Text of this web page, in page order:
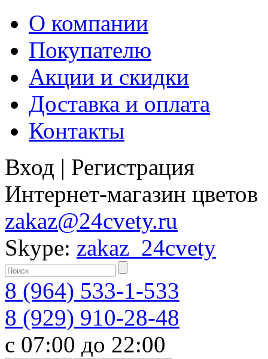
О компании
Покупателю
Акции и скидки
Доставка и оплата
Контакты
Вход | Регистрация
Интернет-магазин цветов
zakaz@24cvety.ru
Skype: zakaz_24cvety
8 (964) 533-1-533
8 (929) 910-28-48
с 07:00 до 22:00